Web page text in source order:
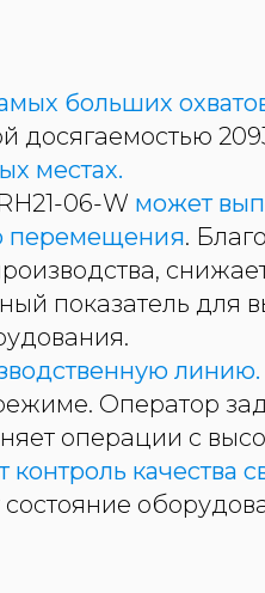
больших
досягаемостью
местах.
06-W может
перемещения.
показатель для
линию.
Оператор
операции с
качества